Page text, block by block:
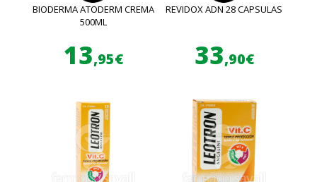
BIODERMA ATODERM CREMA
500ML
13,95€
REVIDOX ADN 28 CAPSULAS
33,90€